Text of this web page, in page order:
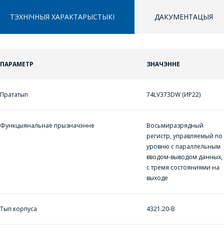
ТЭХНІЧНЫЯ ХАРАКТАРЫСТЫКІ ДАКУМЕНТАЦЫЯ
ПАРАМЕТР ЗНАЧЭННЕ
Прататып 74LV373DW (ИР22)
Функцыянальнае прызначэнне
Восьмиразрядный
регистр, управляемый по
уровню с параллельным
вводом-выводом данных,
с тремя состояниями на
выходе
Тып корпуса 4321.20-В
МЕНЕДЖЭРЫ
КАМПАНІІ З
АДКАЖУЦЬ НА
ВАШЫ ПЫТАННІ,
КОШТ ПАСЛУГ І
ПАДРЫХТУЮЦЬ
ІНДЫВІДУАЛЬНАЕ